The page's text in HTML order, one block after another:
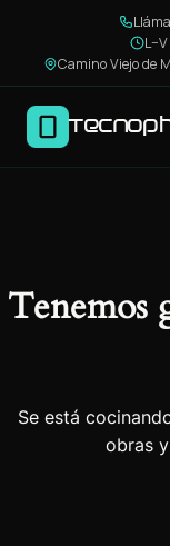
Camino Viejo de
Tenemos
Se está
obras